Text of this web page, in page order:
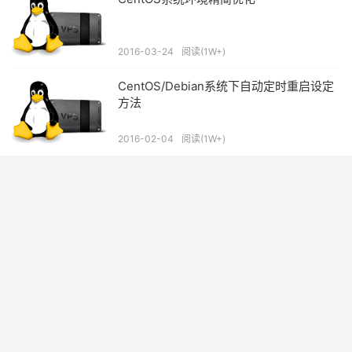
2016-03-24 阅读(1W+)
CentOS/Debian系统下自动定时重启设定
方法
2016-02-04 阅读(1W+)